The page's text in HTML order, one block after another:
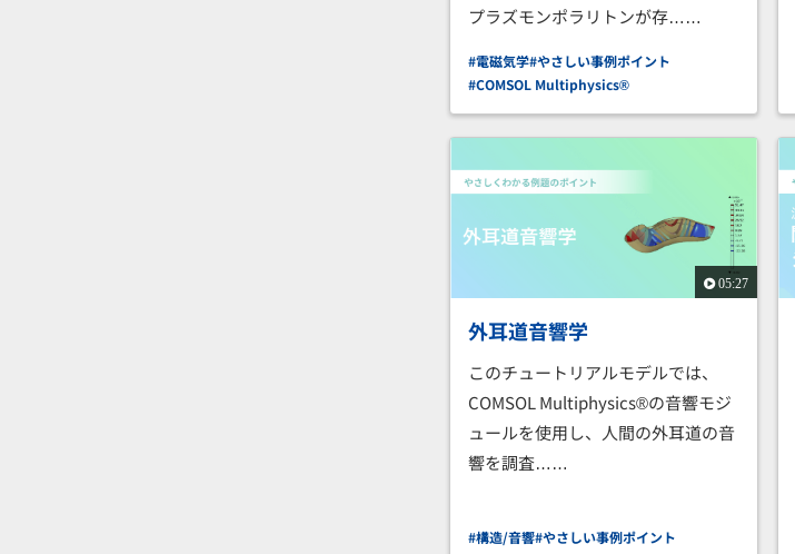
プラズモンポラリトンが存……
#電磁気学#やさしい事例ポイント
#COMSOL Multiphysics®
05:27
外耳道音響学
このチュートリアルモデルでは、
COMSOL Multiphysics®の音響モジ
ュールを使用し、人間の外耳道の音
響を調査……
#構造/音響#やさしい事例ポイント